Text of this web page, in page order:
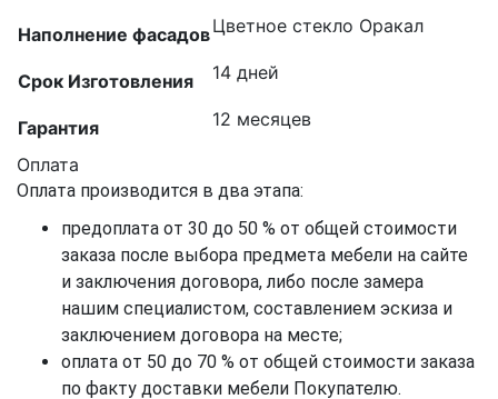
Наполнение фасадовЦветное стекло Оракал
Срок Изготовления 14 дней
Гарантия 12 месяцев
Оплата
Оплата производится в два этапа:
предоплата от 30 до 50 % от общей стоимости
заказа после выбора предмета мебели на сайте
и заключения договора, либо после замера
нашим специалистом, составлением эскиза и
заключением договора на месте;
оплата от 50 до 70 % от общей стоимости заказа
по факту доставки мебели Покупателю.